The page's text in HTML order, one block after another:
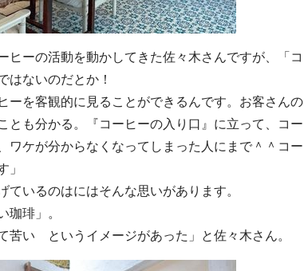
ヒーの活動を動かしてきた佐々木さんですが、「コ
はないのだとか！
ーを客観的に見ることができるんです。お客さんの
とも分かる。『コーヒーの入り口』に立って、コー
ワケが分からなくなってしまった人にまで＾＾コー
」
ているのはにはそんな思いがあります。
珈琲」。
苦い というイメージがあった」と佐々木さん。